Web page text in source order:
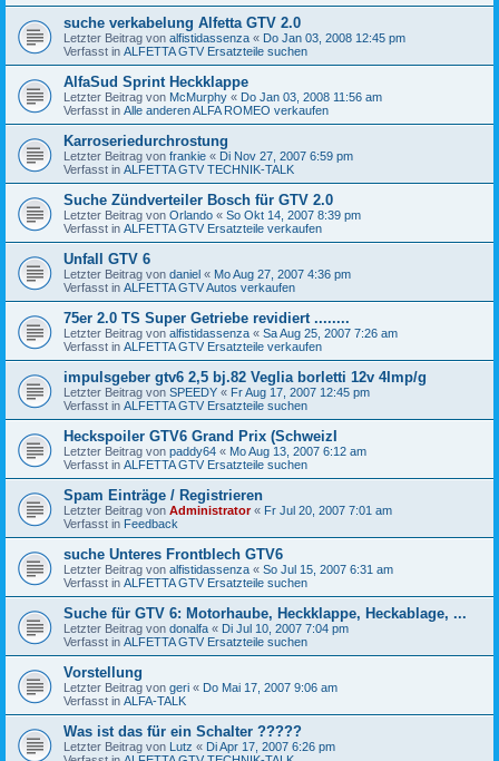
suche verkabelung Alfetta GTV 2.0
Letzter Beitrag von alfistidassenza « Do Jan 03, 2008 12:45 pm
Verfasst in ALFETTA GTV Ersatzteile suchen
AlfaSud Sprint Heckklappe
Letzter Beitrag von McMurphy « Do Jan 03, 2008 11:56 am
Verfasst in Alle anderen ALFA ROMEO verkaufen
Karroseriedurchrostung
Letzter Beitrag von frankie « Di Nov 27, 2007 6:59 pm
Verfasst in ALFETTA GTV TECHNIK-TALK
Suche Zündverteiler Bosch für GTV 2.0
Letzter Beitrag von Orlando « So Okt 14, 2007 8:39 pm
Verfasst in ALFETTA GTV Ersatzteile verkaufen
Unfall GTV 6
Letzter Beitrag von daniel « Mo Aug 27, 2007 4:36 pm
Verfasst in ALFETTA GTV Autos verkaufen
75er 2.0 TS Super Getriebe revidiert ........
Letzter Beitrag von alfistidassenza « Sa Aug 25, 2007 7:26 am
Verfasst in ALFETTA GTV Ersatzteile verkaufen
impulsgeber gtv6 2,5 bj.82 Veglia borletti 12v 4Imp/g
Letzter Beitrag von SPEEDY « Fr Aug 17, 2007 12:45 pm
Verfasst in ALFETTA GTV Ersatzteile suchen
Heckspoiler GTV6 Grand Prix (SchweizI
Letzter Beitrag von paddy64 « Mo Aug 13, 2007 6:12 am
Verfasst in ALFETTA GTV Ersatzteile suchen
Spam Einträge / Registrieren
Letzter Beitrag von Administrator« Fr Jul 20, 2007 7:01 am
Verfasst in Feedback
suche Unteres Frontblech GTV6
Letzter Beitrag von alfistidassenza « So Jul 15, 2007 6:31 am
Verfasst in ALFETTA GTV Ersatzteile suchen
Suche für GTV 6: Motorhaube, Heckklappe, Heckablage, ...
Letzter Beitrag von donalfa « Di Jul 10, 2007 7:04 pm
Verfasst in ALFETTA GTV Ersatzteile suchen
Vorstellung
Letzter Beitrag von geri « Do Mai 17, 2007 9:06 am
Verfasst in ALFA-TALK
Was ist das für ein Schalter ?????
Letzter Beitrag von Lutz « Di Apr 17, 2007 6:26 pm